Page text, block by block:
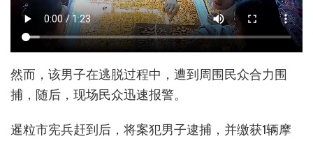
然而，该男子在逃脱过程中，遭到周围民众合力围
捕，随后，现场民众迅速报警。
暹粒市宪兵赶到后，将案犯男子逮捕，并缴获1辆摩